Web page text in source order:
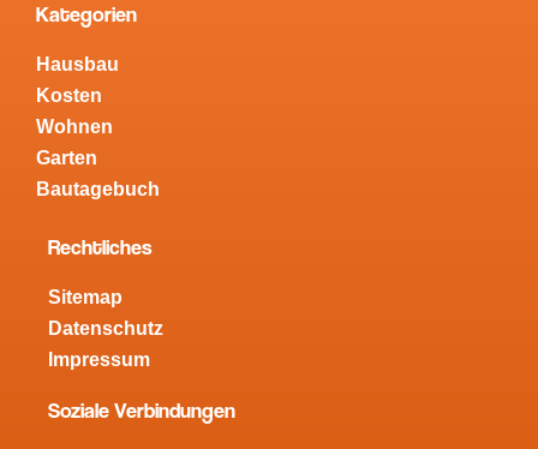
Kategorien
Hausbau
Kosten
Wohnen
Garten
Bautagebuch
Rechtliches
Sitemap
Datenschutz
Impressum
Soziale Verbindungen